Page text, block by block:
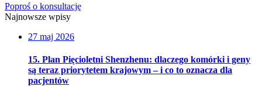
Poproś o konsultację
Najnowsze wpisy
27 maj 2026
15. Plan Pięcioletni Shenzhenu: dlaczego komórki i geny
są teraz priorytetem krajowym – i co to oznacza dla
pacjentów